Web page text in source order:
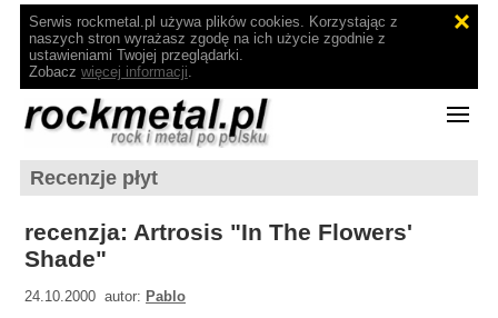
Serwis rockmetal.pl używa plików cookies. Korzystając z
naszych stron wyrażasz zgodę na ich użycie zgodnie z
ustawieniami Twojej przeglądarki.
Zobacz więcej informacji.
Recenzje płyt
recenzja: Artrosis "In The Flowers'
Shade"
24.10.2000 autor: Pablo